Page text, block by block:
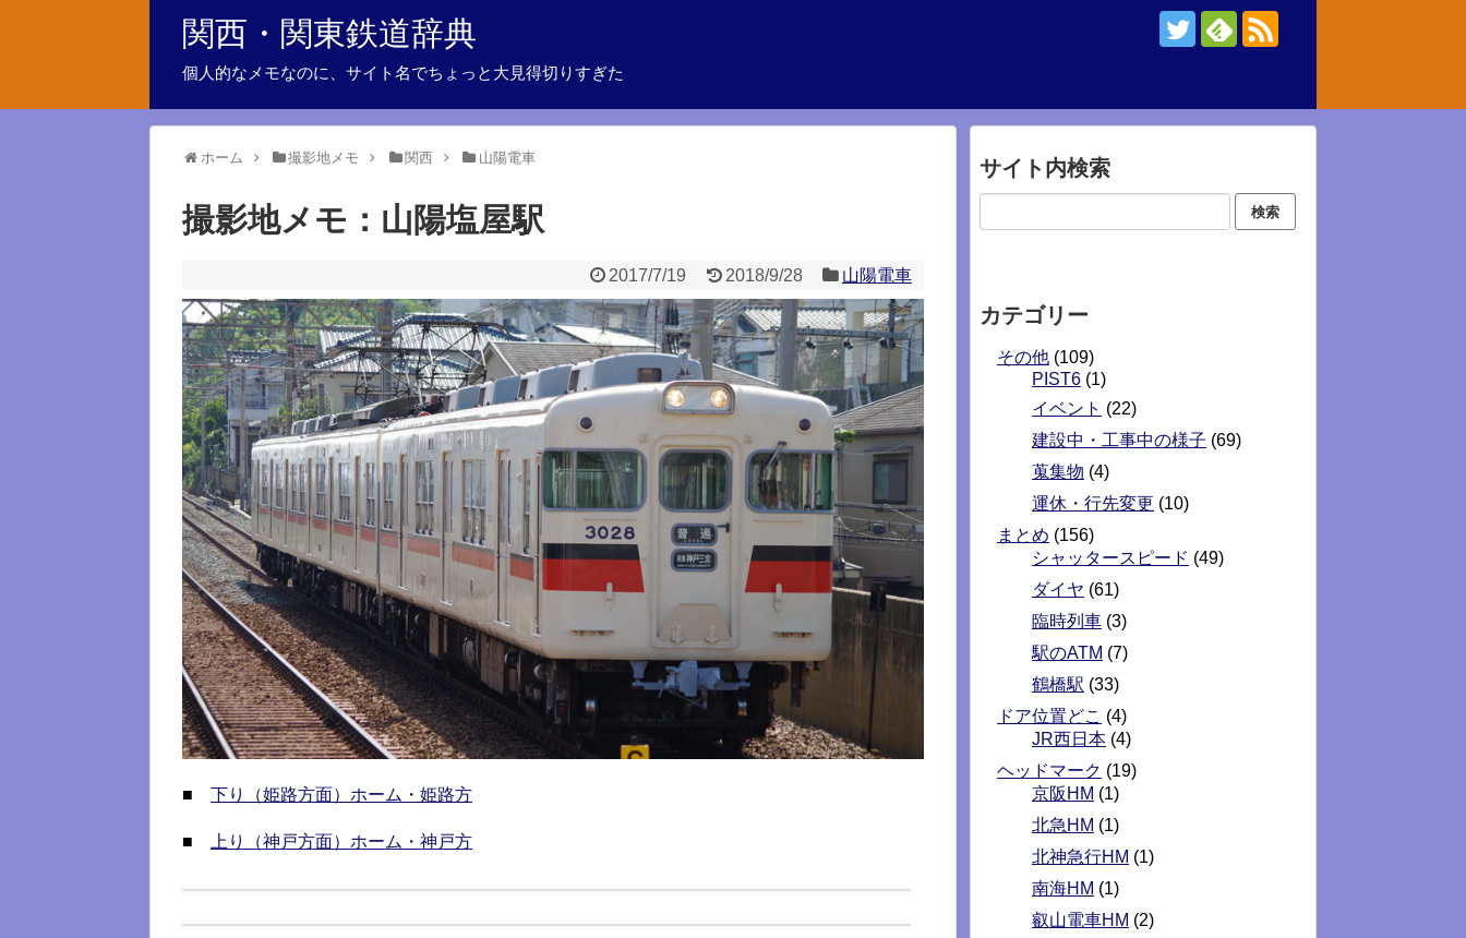
関西・関東鉄道辞典
個人的なメモなのに、サイト名でちょっと大見得切りすぎた
ホーム 撮影地メモ 関西 山陽電車
撮影地メモ：山陽塩屋駅
2017/7/19 2018/9/28 山陽電車
■ 下り（姫路方面）ホーム・姫路方
■ 上り（神戸方面）ホーム・神戸方
サイト内検索
カテゴリー
その他 (109)
PIST6 (1)
イベント (22)
建設中・工事中の様子 (69)
蒐集物 (4)
運休・行先変更 (10)
まとめ (156)
シャッタースピード (49)
ダイヤ (61)
臨時列車 (3)
駅のATM (7)
鶴橋駅 (33)
ドア位置どこ (4)
JR西日本 (4)
ヘッドマーク (19)
京阪HM (1)
北急HM (1)
北神急行HM (1)
南海HM (1)
叡山電車HM (2)